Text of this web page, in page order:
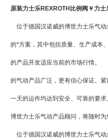
原装力士乐REXROTH比例阀￥力士
位于德国汉诺威的博世力士乐气动
的*方案，其中包括质量、生产成本
的产品开发适应当前的市场行情。
的气动产品广泛，更有信心保证。
一天的运作均达到安全、可靠的要
博世力士乐气动产品顾问，将随时为
位于德国汉诺威的博世力士乐气动